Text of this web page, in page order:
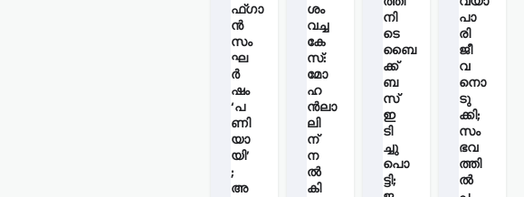
ഫ്ഗാ
ൻ
സം
ഘ
ർ
ഷം
‘പ
ണി
യാ
യി’
;
അ
ശം
വച്ച
കേ
സ്:
മോ
ഹ
ന്‍ലാ
ലി
ന്
ന
ൽ
കി
നി
ടെ
ബൈ
ക്ക്
ബ
സ്
ഇ
ടി
ച്ചു
പൊ
ട്ടി;
പാ
രി
ജീ
വ
നൊ
ടു
ക്കി;
സം
ഭവ
ത്തി
ല്‍